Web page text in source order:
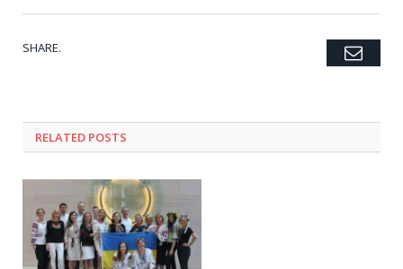
SHARE. Twitter
Facebook
Google+
Pinterest
LinkedIn
Tumblr
RELATED POSTS